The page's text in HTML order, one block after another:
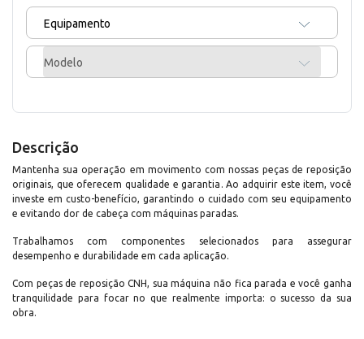
Equipamento
Modelo
Descrição
Mantenha sua operação em movimento com nossas peças de reposição
originais, que oferecem qualidade e garantia. Ao adquirir este item, você
investe em custo-benefício, garantindo o cuidado com seu equipamento
e evitando dor de cabeça com máquinas paradas.
Trabalhamos com componentes selecionados para assegurar
desempenho e durabilidade em cada aplicação.
Com peças de reposição CNH, sua máquina não fica parada e você ganha
tranquilidade para focar no que realmente importa: o sucesso da sua
obra.